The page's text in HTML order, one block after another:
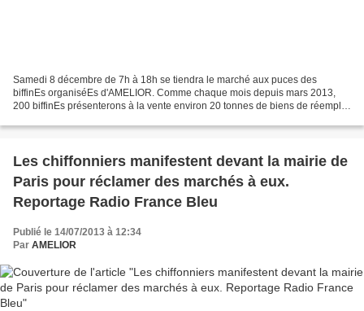
Samedi 8 décembre de 7h à 18h se tiendra le marché aux puces des
biffinEs organiséEs d'AMELIOR. Comme chaque mois depuis mars 2013,
200 biffinEs présenterons à la vente environ 20 tonnes de biens de réemploi
Les chiffonniers manifestent devant la mairie de
Paris pour réclamer des marchés à eux.
Reportage Radio France Bleu
Publié le 14/07/2013 à 12:34
Par AMELIOR